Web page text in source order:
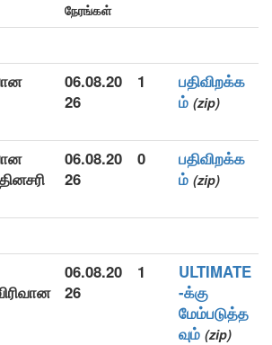
நேரங்கள்
06.08.20
26
1
பதிவிறக்க
ம் (zip)
06.08.20
26
0
பதிவிறக்க
ம் (zip)
06.08.20
26
1
ULTIMATE
-க்கு
மேம்படுத்த
வும் (zip)